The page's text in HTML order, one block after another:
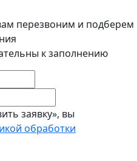
перезвоним и подберем
к заполнению
заявку», вы
обработки